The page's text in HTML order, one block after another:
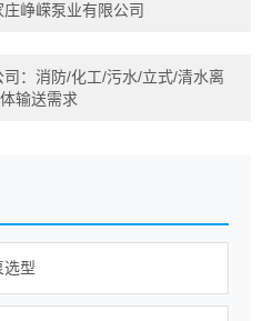
峥嵘泵业有限公司
：消防/化工/污水/立式/清水离
输送需求
选型